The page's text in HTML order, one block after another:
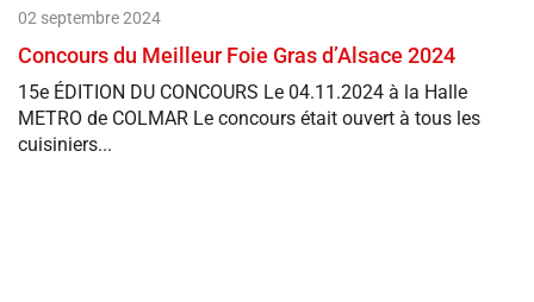
02 septembre 2024
Concours du Meilleur Foie Gras d’Alsace 2024
15e ÉDITION DU CONCOURS Le 04.11.2024 à la Halle
METRO de COLMAR Le concours était ouvert à tous les
cuisiniers...